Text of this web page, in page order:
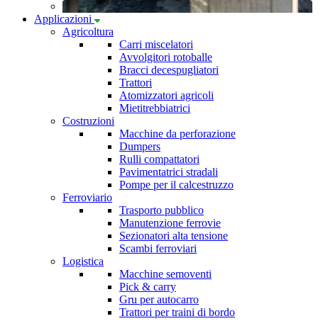
Applicazioni
Agricoltura
Carri miscelatori
Avvolgitori rotoballe
Bracci decespugliatori
Trattori
Atomizzatori agricoli
Mietitrebbiatrici
Costruzioni
Macchine da perforazione
Dumpers
Rulli compattatori
Pavimentatrici stradali
Pompe per il calcestruzzo
Ferroviario
Trasporto pubblico
Manutenzione ferrovie
Sezionatori alta tensione
Scambi ferroviari
Logistica
Macchine semoventi
Pick & carry
Gru per autocarro
Trattori per traini di bordo